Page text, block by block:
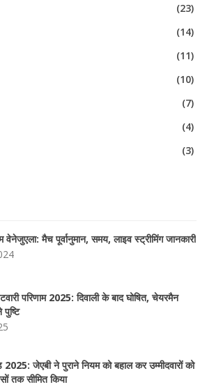
(23)
(14)
(11)
(10)
(7)
(4)
(3)
वेनेजुएला: मैच पूर्वानुमान, समय, लाइव स्ट्रीमिंग जानकारी
परिणाम 2025: दिवाली के बाद घोषित, चेयरमैन
जेएबी ने पुराने नियम को बहाल कर उम्मीदवारों को
तक सीमित किया